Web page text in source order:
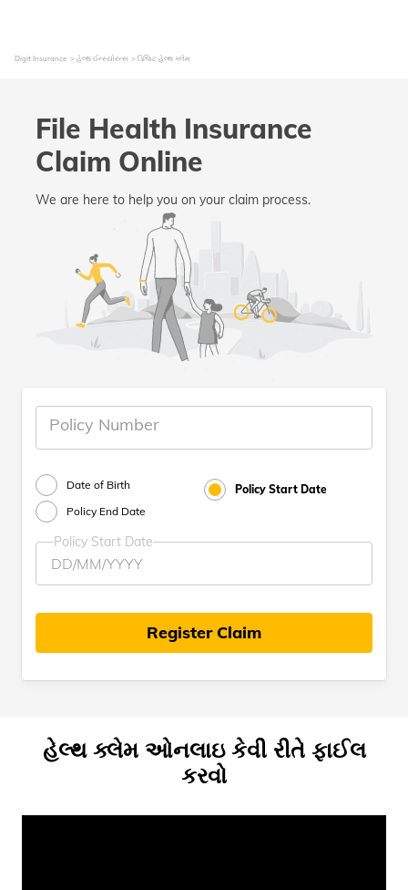
Digit Insurance હેલ્થ ઈન્સ્યોરન્સ ડિજિટ હેલ્થ ક્લેમ
File Health Insurance
Claim Online
We are here to help you on your claim process.
Policy Number
Date of Birth
Policy Start Date
Policy End Date
Policy Start Date
Register Claim
હેલ્થ ક્લેમ ઓનલાઇ કેવી રીતે ફાઈલ
કરવો